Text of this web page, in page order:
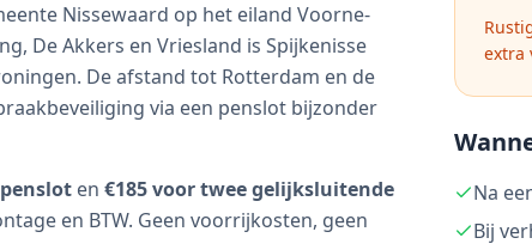
Nissewaard op het eiland Voorne-
De Akkers en Vriesland is Spijkenisse
De afstand tot Rotterdam en de
via een penslot bijzonder
en €185 voor twee gelijksluitende
en BTW. Geen voorrijkosten, geen
extra
Na
Bij